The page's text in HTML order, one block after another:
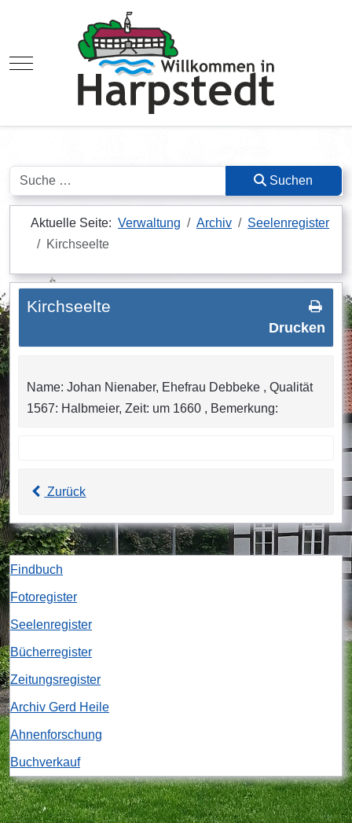
Mobile Menu Toggle
Suchen Suchen
Aktuelle Seite: Verwaltung Archiv
Seelenregister
Kirchseelte
Drucken
Kirchseelte
Name: Johan Nienaber, Ehefrau Debbeke , Qualität
1567: Halbmeier, Zeit: um 1660 , Bemerkung:
Zurück
Findbuch
Fotoregister
Seelenregister
Bücherregister
Zeitungsregister
Archiv Gerd Heile
Ahnenforschung
Buchverkauf